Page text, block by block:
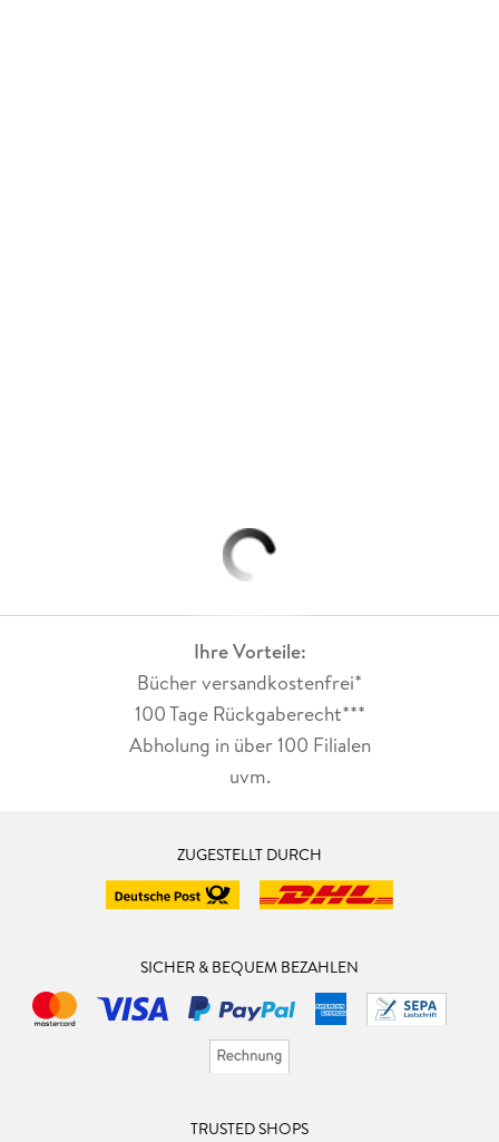
Ihre Vorteile:
Bücher versandkostenfrei*
100 Tage Rückgaberecht***
Abholung in über 100 Filialen
uvm.
ZUGESTELLT DURCH
SICHER & BEQUEM BEZAHLEN
TRUSTED SHOPS